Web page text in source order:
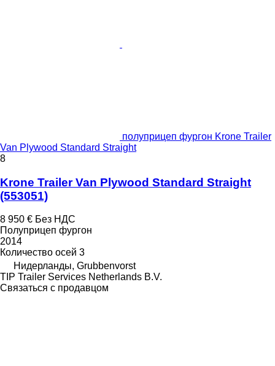
полуприцеп фургон Krone Trailer
Van Plywood Standard Straight
8
Krone Trailer Van Plywood Standard Straight
(553051)
8 950 € Без НДС
Полуприцеп фургон
2014
Количество осей 3
Нидерланды, Grubbenvorst
TIP Trailer Services Netherlands B.V.
Связаться с продавцом